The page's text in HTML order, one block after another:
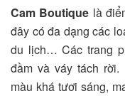
Cam Boutique là
đây có đa dạng các
du lịch… Các trang
đầm và váy tách
màu khá tươi sáng,